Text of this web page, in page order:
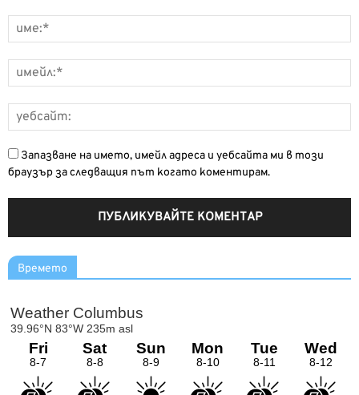
Запазване на името, имейл адреса и уебсайта ми в този
браузър за следващия път когато коментирам.
Времето